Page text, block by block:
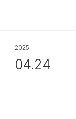
2025
04.24